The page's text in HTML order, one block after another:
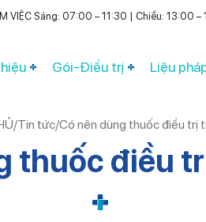
VIỆC Sáng: 07:00 – 11:30 | Chiều: 13:00
Gói-Điều trị Liệu
/Tin tức/Có nên dùng thuốc điều trị
thuốc điều